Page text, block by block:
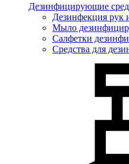
Дезинфицирующие
Дезинфекция рук
Мыло
Салфетки
Средства для